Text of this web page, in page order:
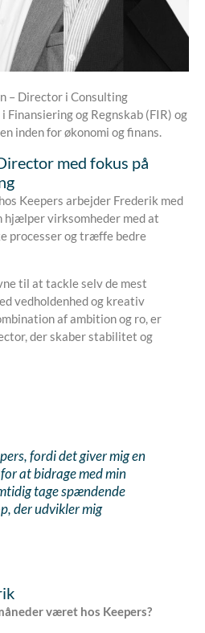
– Director i Consulting
Finansiering og Regnskab (FIR) og
inden for økonomi og finans.
med fokus på
Keepers arbejder Frederik med
hjælper virksomheder med at
processer og træffe bedre
til at tackle selv de mest
vedholdenhed og kreativ
af ambition og ro, er
der skaber stabilitet og
fordi det giver mig en
at bidrage med min
tage spændende
der udvikler mig
været hos Keepers?